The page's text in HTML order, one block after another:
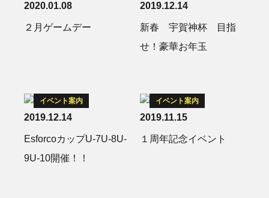
2020.01.08
２月ゲームデー
2019.12.14
新春 宇賀神杯 目指
せ！豪華お年玉
イベント案内
2019.12.14
EsforcoカップU-7U-8U-
9U-10開催！！
イベント案内
2019.11.15
１周年記念イベント